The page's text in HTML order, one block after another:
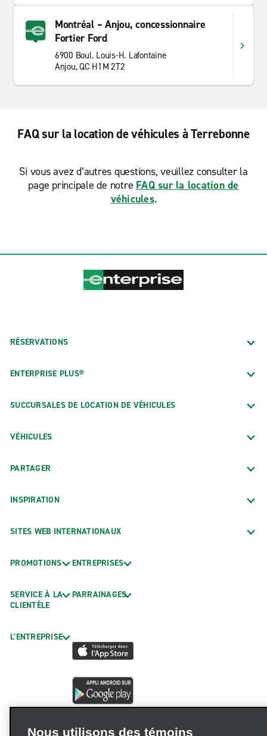
Montréal – Anjou, concessionnaire
Fortier Ford
6900 Boul. Louis-H. Lafontaine
Anjou, QC H1M 2T2
FAQ sur la location de véhicules à Terrebonne
Si vous avez d’autres questions, veuillez consulter la
page principale de notre FAQ sur la location de
véhicules.
RÉSERVATIONS
ENTERPRISE PLUS®
SUCCURSALES DE LOCATION DE VÉHICULES
VÉHICULES
PARTAGER
INSPIRATION
SITES WEB INTERNATIONAUX
PROMOTIONS
SERVICE À LA
CLIENTÈLE
L’ENTREPRISE
ENTREPRISES
PARRAINAGES
Nous utilisons des témoins